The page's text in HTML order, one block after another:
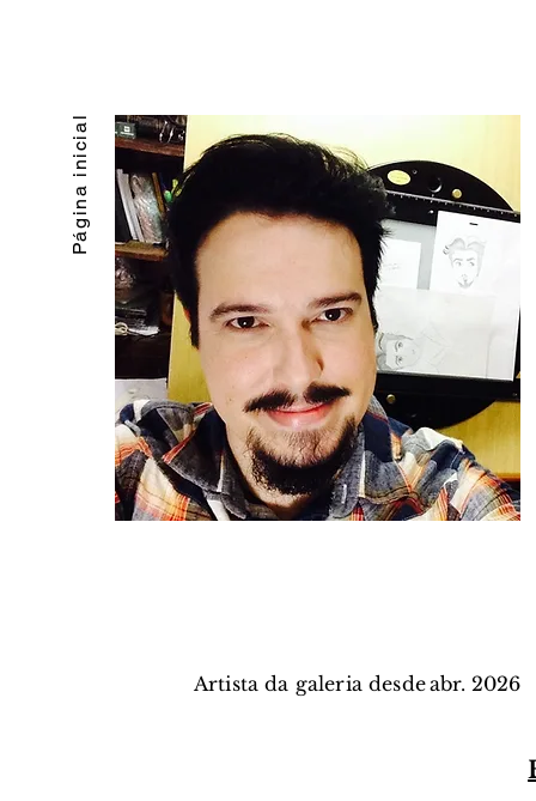
Página inicial
Artista da galeria desdeabr. 2026